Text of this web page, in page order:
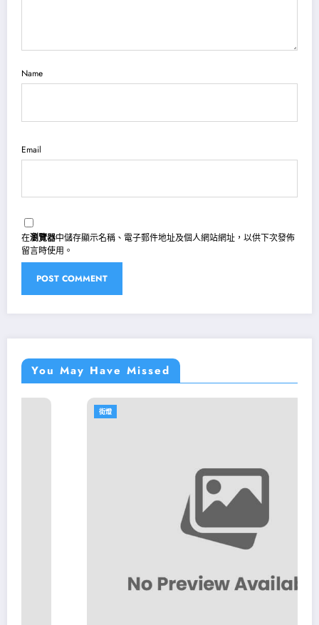
Name
Email
在瀏覽器中儲存顯示名稱、電子郵件地址及個人網站網址，以供下次發佈
留言時使用。
You May Have Missed